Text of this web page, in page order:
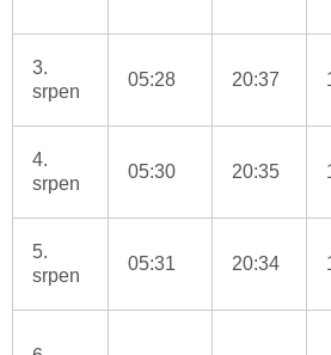
3.
srpen
05:28 20:37
4.
srpen
05:30 20:35
5.
srpen
05:31 20:34